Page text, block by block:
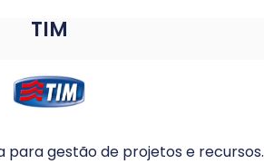
TIM
gestão de projetos e recursos.